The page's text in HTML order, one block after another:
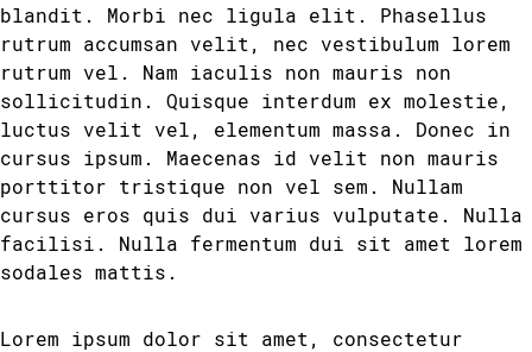
blandit. Morbi nec ligula elit. Phasellus
rutrum accumsan velit, nec vestibulum lorem
rutrum vel. Nam iaculis non mauris non
sollicitudin. Quisque interdum ex molestie,
luctus velit vel, elementum massa. Donec in
cursus ipsum. Maecenas id velit non mauris
porttitor tristique non vel sem. Nullam
cursus eros quis dui varius vulputate. Nulla
facilisi. Nulla fermentum dui sit amet lorem
sodales mattis.
Lorem ipsum dolor sit amet, consectetur